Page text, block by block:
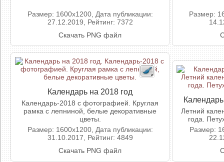
Размер: 1600x1200, Дата публикации:
27.12.2019, Рейтинг: 7372
Скачать PNG файл
Размер:
Календарь на 2018 год
Календарь-2018 с фотографией. Круглая
рамка с лепниной, белые декоративные
цветы.
Размер: 1600x1200, Дата публикации:
31.10.2017, Рейтинг: 4849
Скачать PNG файл
Летний
года.
Размер: